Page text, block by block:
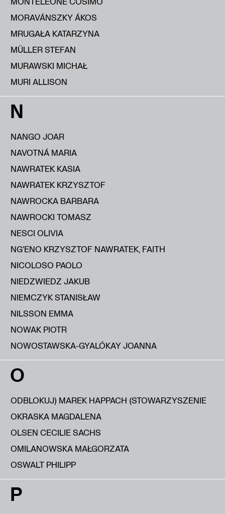
MORAVÁNSZKY ÁKOS
MRUGAŁA KATARZYNA
MÜLLER STEFAN
MURAWSKI MICHAŁ
MURI ALLISON
N
NANGO JOAR
NAVOTNÁ MARIA
NAWRATEK KASIA
NAWRATEK KRZYSZTOF
NAWROCKA BARBARA
NAWROCKI TOMASZ
NESCI OLIVIA
NG'ENO KRZYSZTOF NAWRATEK, FAITH
NICOLOSO PAOLO
NIEDZWIEDZ JAKUB
NIEMCZYK STANISŁAW
NILSSON EMMA
NOWAK PIOTR
NOWOSTAWSKA-GYALÓKAY JOANNA
O
ODBLOKUJ) MAREK HAPPACH (STOWARZYSZENIE
OKRASKA MAGDALENA
OLSEN CECILIE SACHS
OMILANOWSKA MAŁGORZATA
OSWALT PHILIPP
P